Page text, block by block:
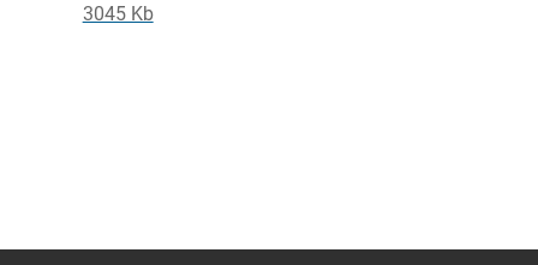
3045 Kb